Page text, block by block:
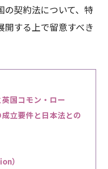
の契約法について、特
開する上で留意すべき
国コモン・ロー
立要件と日本法との
）